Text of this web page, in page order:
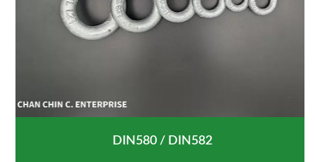
DIN580 / DIN582